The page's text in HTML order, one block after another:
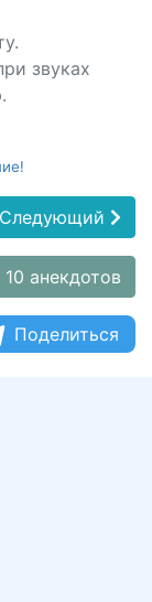
звуках
Следующий
10 анекдотов
Поделиться